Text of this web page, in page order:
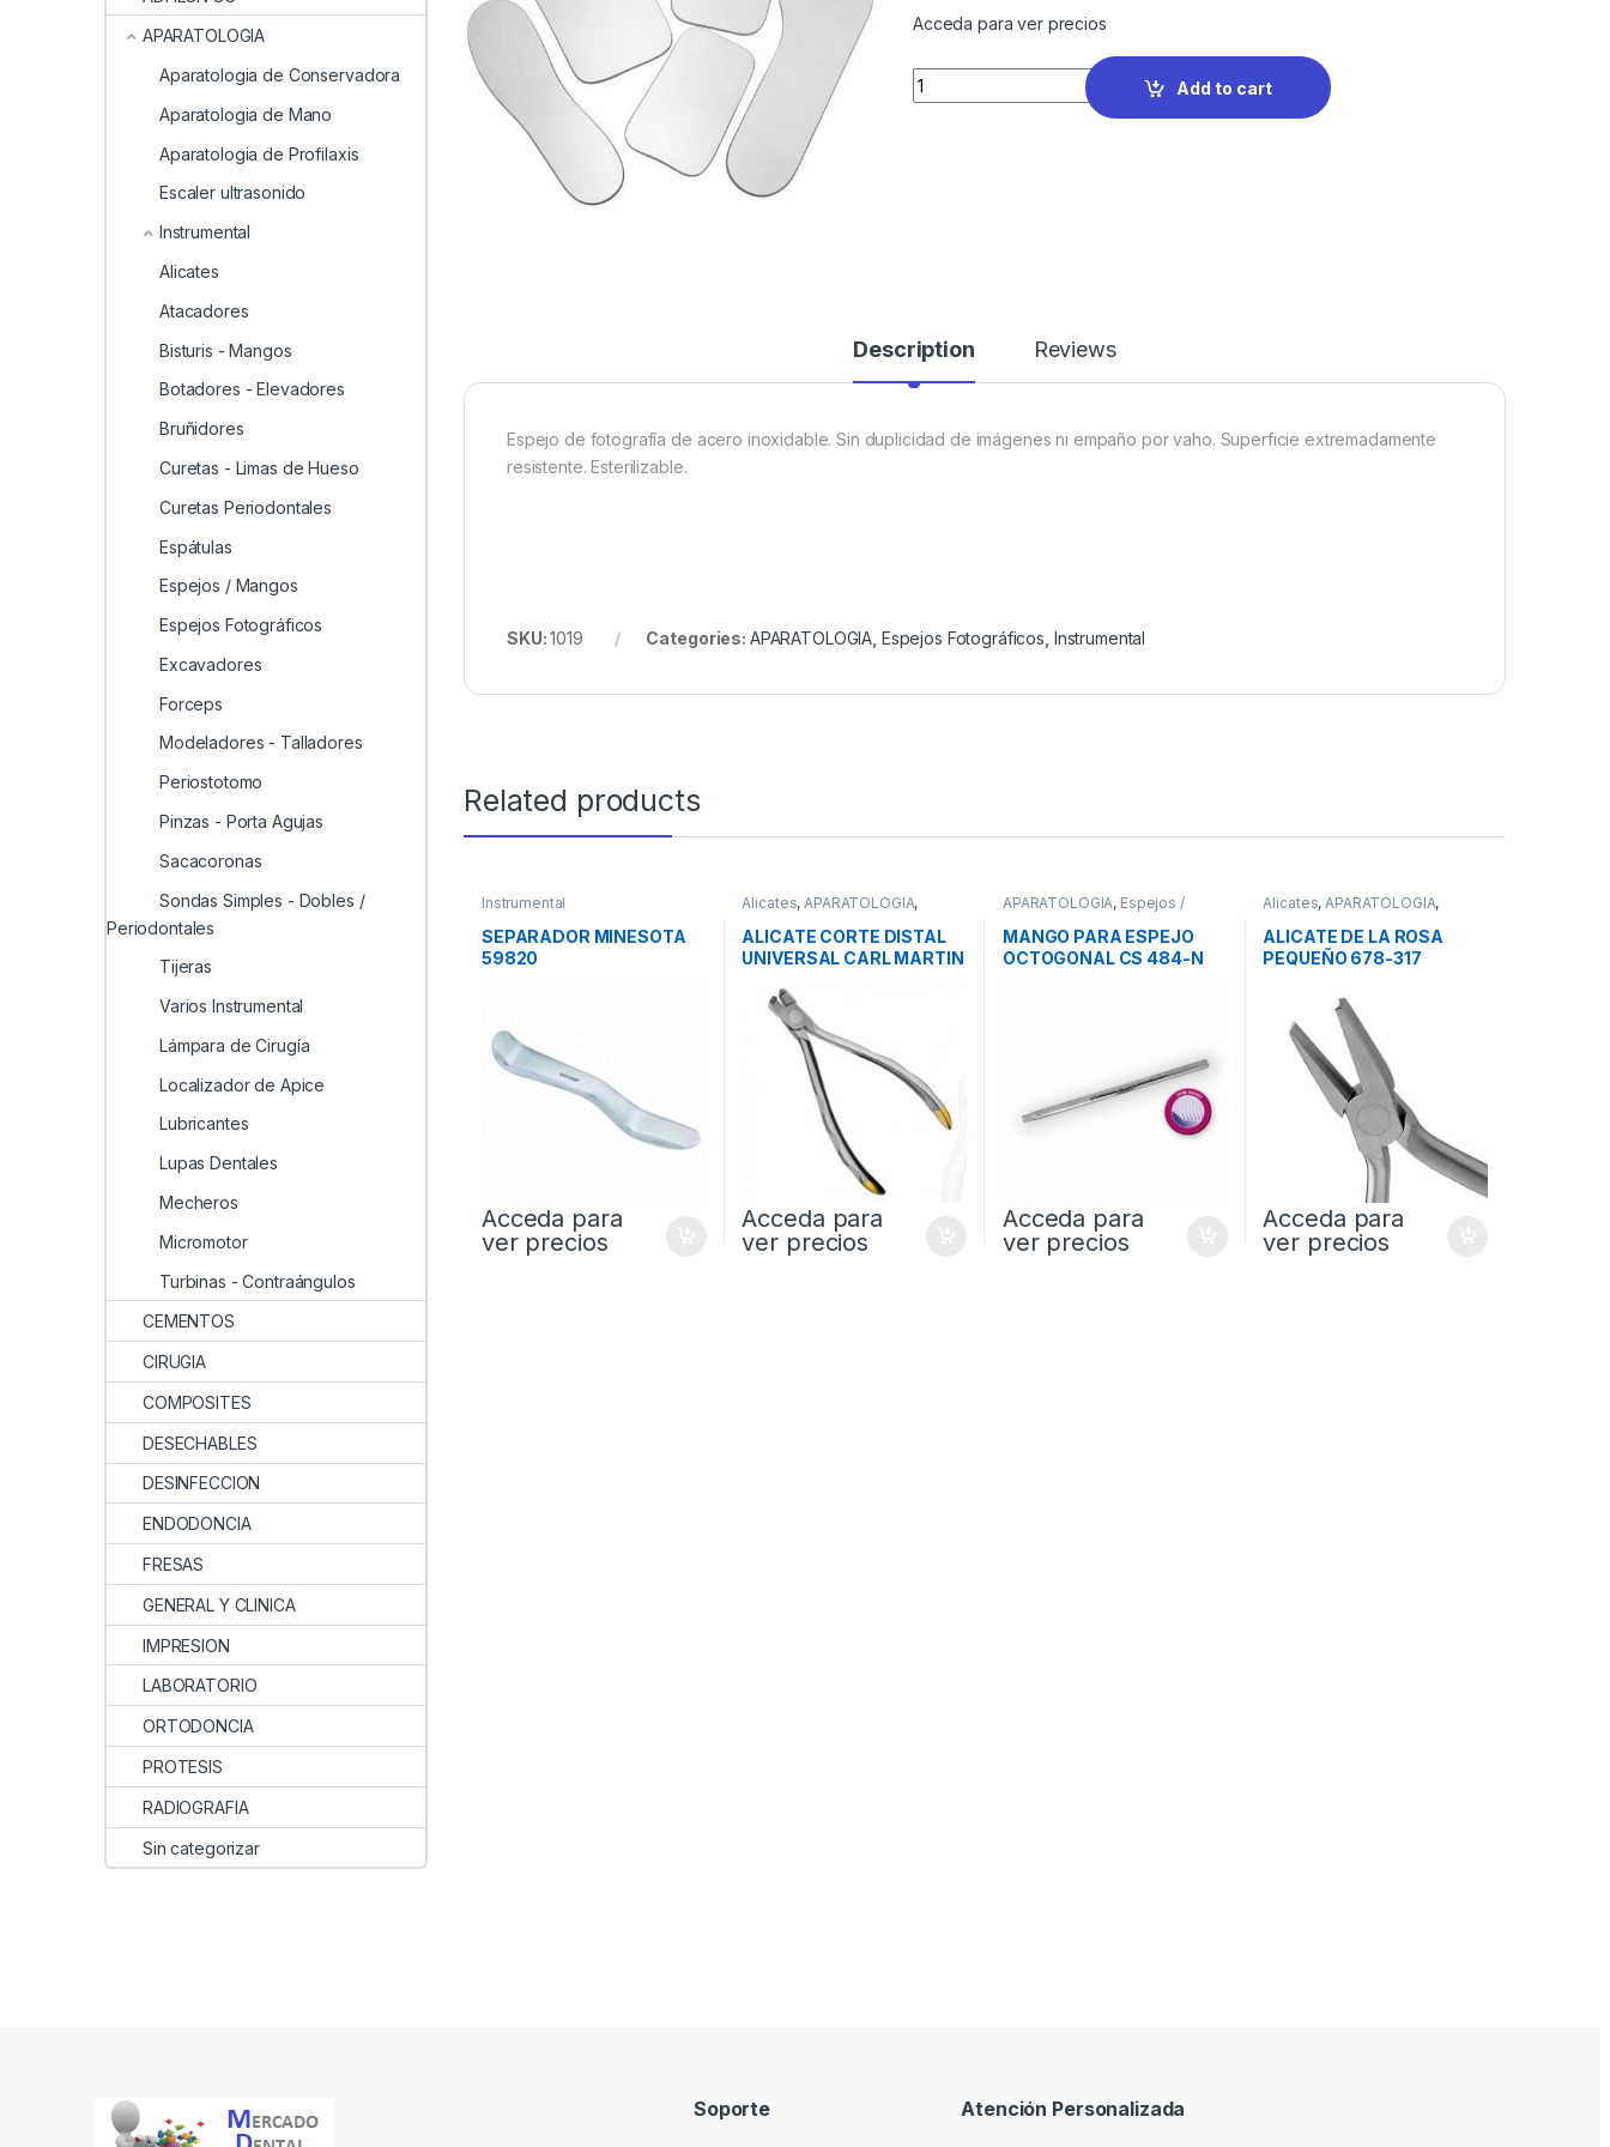
Acceda para ver precios
Quantity
Add to cart
Description Reviews
Espejo de fotografía de acero inoxidable. Sin duplicidad de imágenes ni empaño por vaho. Superficie extremadamente
resistente. Esterilizable.
SKU:1019 Categories: APARATOLOGIA Espejos Fotográficos Instrumental
Related products
Instrumental
SEPARADOR MINESOTA
59820
Acceda para
ver precios
Alicates,APARATOLOGIA,
ALICATE CORTE DISTAL
UNIVERSAL CARL MARTIN
Acceda para
ver precios
APARATOLOGIA, Espejos /
Instrumental
MANGO PARA ESPEJO
OCTOGONAL CS 484-N
Acceda para
ver precios
Alicates,APARATOLOGIA,
ALICATE DE LA ROSA
PEQUEÑO 678-317
Acceda para
ver precios
APARATOLOGIA
Aparatologia de Conservadora
Aparatologia de Mano
Aparatologia de Profilaxis
Escaler ultrasonido
Instrumental
Alicates
Atacadores
Bisturis - Mangos
Botadores - Elevadores
Bruñidores
Curetas - Limas de Hueso
Curetas Periodontales
Espátulas
Espejos / Mangos
Espejos Fotográficos
Excavadores
Forceps
Modeladores - Talladores
Periostotomo
Pinzas - Porta Agujas
Sacacoronas
Sondas Simples - Dobles /
Periodontales
Tijeras
Varios Instrumental
Lámpara de Cirugía
Localizador de Apice
Lubricantes
Lupas Dentales
Mecheros
Micromotor
Turbinas - Contraángulos
CEMENTOS
CIRUGIA
COMPOSITES
DESECHABLES
DESINFECCION
ENDODONCIA
FRESAS
GENERAL Y CLINICA
IMPRESION
LABORATORIO
ORTODONCIA
PROTESIS
RADIOGRAFIA
Sin categorizar
Soporte Atención Personalizada